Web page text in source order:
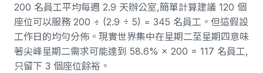
200 名員工平均每週 2.9 天辦公室,簡單計算建議 120 個
座位可以服務 200 ÷ (2.9 ÷ 5) = 345 名員工。但這假設
工作日的均勻分佈。現實世界集中在星期二至星期四意味
著尖峰星期二需求可能達到 58.6% × 200 = 117 名員工,
只留下 3 個座位餘裕。